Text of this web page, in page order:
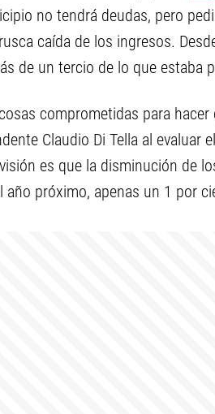
no tendrá deudas, pero
caída de los ingresos.
de un tercio de lo que estaba
comprometidas para
Claudio Di Tella al evaluar
es que la disminución de
año próximo, apenas un 1 por